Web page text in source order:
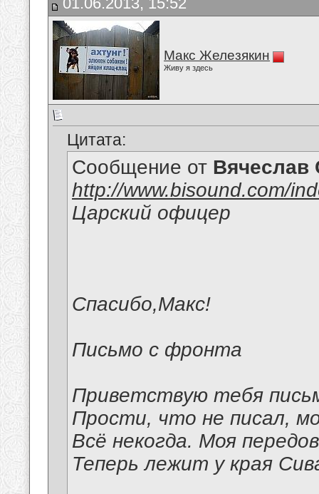
Макс Железякин
Живу я здесь
Цитата:
Сообщение от Вячеслав
http://www.bisound.com/
Царский офицер
Спасибо,Макс!
Письмо с фронта
Приветствую тебя
Прости, что не писал,
Всё некогда. Моя
Теперь лежит у края